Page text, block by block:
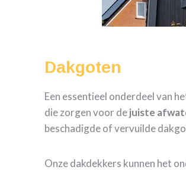
Dakgoten
Een essentieel onderdeel van
die zorgen voor dejuiste
beschadigde of vervuilde
Onze dakdekkers kunnen het